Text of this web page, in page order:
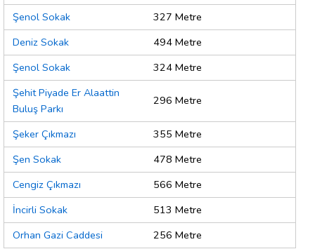
Şenol Sokak
327 Metre
Deniz Sokak
494 Metre
Şenol Sokak
324 Metre
Şehit Piyade Er Alaattin
Buluş Parkı
296 Metre
Şeker Çıkmazı
355 Metre
Şen Sokak
478 Metre
Cengiz Çıkmazı
566 Metre
İncirli Sokak
513 Metre
Orhan Gazi Caddesi
256 Metre